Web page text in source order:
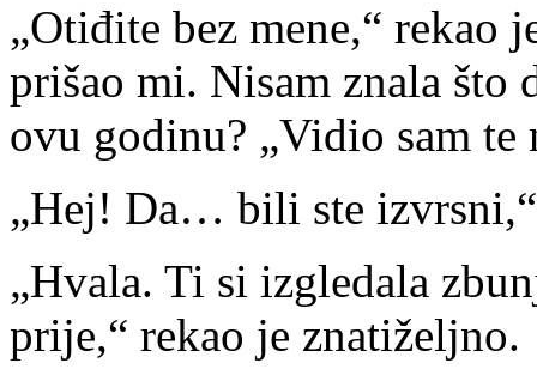
„Otiđite bez mene,“ rekao
prišao mi. Nisam znala što
ovu godinu? „Vidio sam te
„Hej! Da… bili ste
„Hvala. Ti si izgledala
prije,“ rekao je znatiželjno.